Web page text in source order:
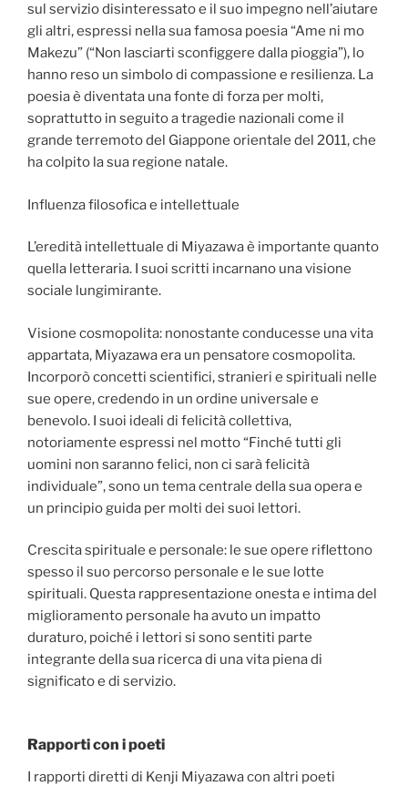
sul servizio disinteressato e il suo impegno nell’aiutare
gli altri, espressi nella sua famosa poesia “Ame ni mo
Makezu” (“Non lasciarti sconfiggere dalla pioggia”), lo
hanno reso un simbolo di compassione e resilienza. La
poesia è diventata una fonte di forza per molti,
soprattutto in seguito a tragedie nazionali come il
grande terremoto del Giappone orientale del 2011, che
ha colpito la sua regione natale.
Influenza filosofica e intellettuale
L’eredità intellettuale di Miyazawa è importante quanto
quella letteraria. I suoi scritti incarnano una visione
sociale lungimirante.
Visione cosmopolita: nonostante conducesse una vita
appartata, Miyazawa era un pensatore cosmopolita.
Incorporò concetti scientifici, stranieri e spirituali nelle
sue opere, credendo in un ordine universale e
benevolo. I suoi ideali di felicità collettiva,
notoriamente espressi nel motto “Finché tutti gli
uomini non saranno felici, non ci sarà felicità
individuale”, sono un tema centrale della sua opera e
un principio guida per molti dei suoi lettori.
Crescita spirituale e personale: le sue opere riflettono
spesso il suo percorso personale e le sue lotte
spirituali. Questa rappresentazione onesta e intima del
miglioramento personale ha avuto un impatto
duraturo, poiché i lettori si sono sentiti parte
integrante della sua ricerca di una vita piena di
significato e di servizio.
Rapporti con i poeti
I rapporti diretti di Kenji Miyazawa con altri poeti